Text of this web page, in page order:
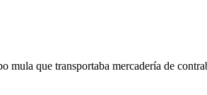
que transportaba mercadería de